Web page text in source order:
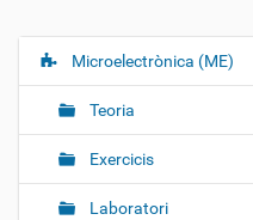
N
g
Microelectrònica (ME)
Teoria
Exercicis
Laboratori